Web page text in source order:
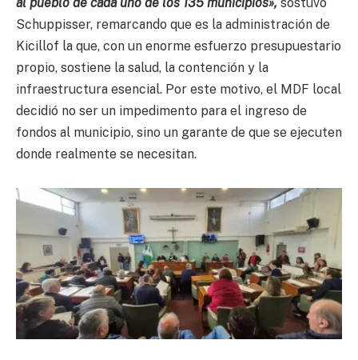
Schuppisser, remarcando que es la administración de
Kicillof la que, con un enorme esfuerzo presupuestario
propio, sostiene la salud, la contención y la
infraestructura esencial. Por este motivo, el MDF local
decidió no ser un impedimento para el ingreso de
fondos al municipio, sino un garante de que se ejecuten
donde realmente se necesitan.